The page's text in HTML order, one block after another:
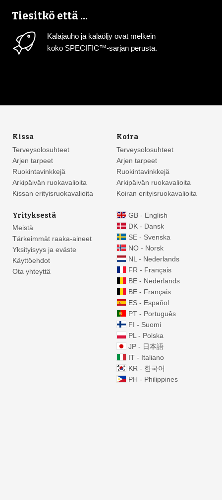
Tiesitkö että ...
Kalajauho ja kalaöljy ovat melkein
koko SPECIFIC™-sarjan perusta.
Kissa
Terveysolosuhteet
Arjen tarpeet
Ruokintavinkkejä
Arkipäivän ruokavalioita
Kissan erityisruokavalioita
Koira
Terveysolosuhteet
Arjen tarpeet
Ruokintavinkkejä
Arkipäivän ruokavalioita
Koiran erityisruokavalioita
Yrityksestä
Meistä
Tärkeimmät raaka-aineet
Yksityisyys ja eväste
Käyttöehdot
Ota yhteyttä
GB - English
DK - Dansk
SE - Svenska
NO - Norsk
NL - Nederlands
FR - Français
BE - Nederlands
BE - Français
ES - Español
PT - Português
FI - Suomi
PL - Polska
JP - 日本語
IT - Italiano
KR - 한국어
PH - Philippines